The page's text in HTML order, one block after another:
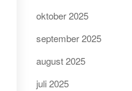
oktober 2025
september 2025
august 2025
juli 2025